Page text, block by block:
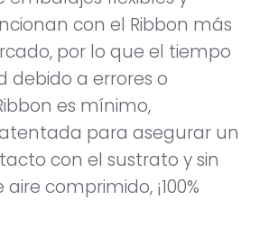
con el Ribbon más
por lo que el tiempo
debido a errores o
es mínimo,
para asegurar un
con el sustrato y sin
comprimido, ¡100%